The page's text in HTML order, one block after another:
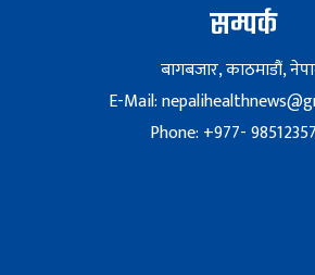
सम्पर्क
बागबजार, काठमाडौं,
E-Mail:
Phone: +977-